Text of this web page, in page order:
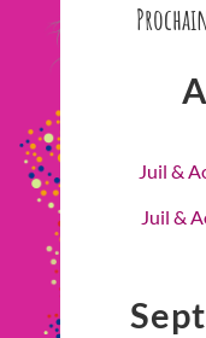
Juil &
Juil &